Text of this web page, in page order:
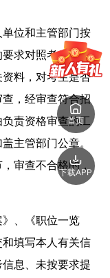
首页
下载APP
位和主管部门按
求对照考生报名
料，对考生是否
，经审查符合招
责资格审查的工
主管部门公章。
审查不合格的，
、《职位一览
填写本人有关信
息、未按要求提